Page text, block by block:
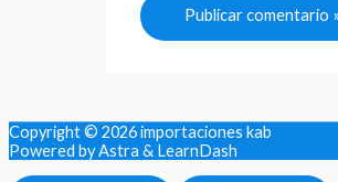
Copyright © 2026importaciones kab
Powered by Astra & LearnDash